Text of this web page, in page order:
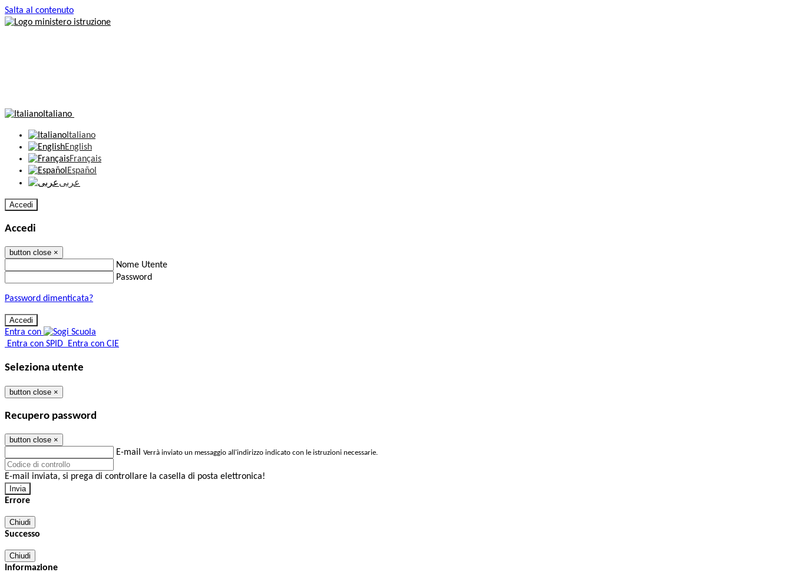
Salta al contenuto
Italiano
Italiano
English
Français
Español
عربى
Accedi
Accedi
button close ×
Nome Utente
Password
Password dimenticata?
Entra con
Entra con SPID Entra con CIE
Seleziona utente
button close ×
Recupero password
button close ×
E-mail Verrà inviato un messaggio all'indirizzo indicato con le istruzioni necessarie.
E-mail inviata, si prega di controllare la casella di posta elettronica!
Errore
Chiudi
Successo
Chiudi
Informazione